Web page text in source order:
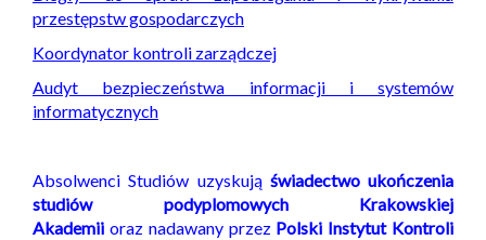
przestępstw gospodarczych
Koordynator kontroli zarządczej
Audyt bezpieczeństwa informacji i systemów
informatycznych
Absolwenci Studiów uzyskują świadectwo ukończenia
studiów podyplomowych Krakowskiej
Akademii oraz nadawany przez Polski Instytut Kontroli